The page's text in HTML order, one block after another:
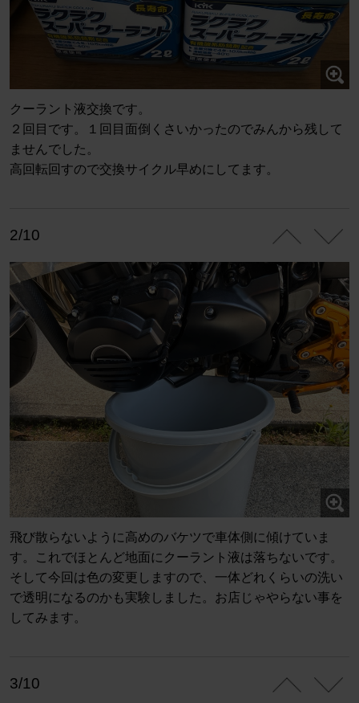
クーラント液交換です。
２回目です。１回目面倒くさいかったのでみんから残して
ませんでした。
高回転回すので交換サイクル早めにしてます。
2/10
飛び散らないように高めのバケツで車体側に傾けていま
す。これでほとんど地面にクーラント液は落ちないです。
そして今回は色の変更しますので、一体どれくらいの洗い
で透明になるのかも実験しました。お店じゃやらない事を
してみます。
3/10